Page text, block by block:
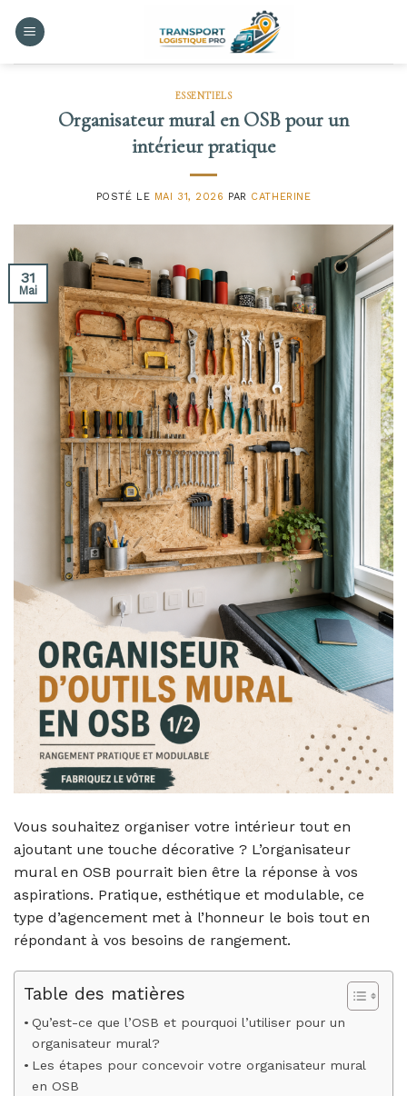
ESSENTIELS
Organisateur mural en OSB pour un
intérieur pratique
POSTÉ LE MAI 31, 2026 PAR CATHERINE
31
Mai
Vous souhaitez organiser votre intérieur tout en
ajoutant une touche décorative ? L’organisateur
mural en OSB pourrait bien être la réponse à vos
aspirations. Pratique, esthétique et modulable, ce
type d’agencement met à l’honneur le bois tout en
répondant à vos besoins de rangement.
Table des matières
Qu’est-ce que l’OSB et pourquoi l’utiliser pour un
organisateur mural?
Les étapes pour concevoir votre organisateur mural
en OSB